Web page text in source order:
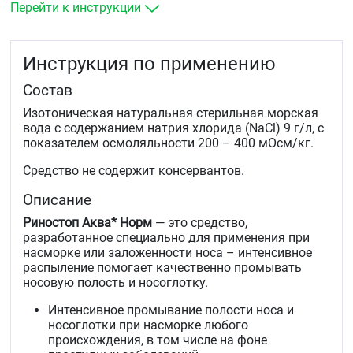
для ежедневного использования в качестве
острые и хронические риниты
острые и хронические синуситы
острые и хронические аденоидиты
аллергические и атрофические риниты
для подготовки слизистой носа к применению
лекарственных средств
для дооперационного очищения.
Перейти к инструкции
Инструкция по применению
Состав
Изотоническая натуральная стерильная морская
вода с содержанием натрия хлорида (NaCl) 9 г/л, с
показателем осмоляльности 200 – 400 мОсм/кг.
Средство не содержит консервантов.
Описание
Риностоп Аква* Норм — это средство,
разработанное специально для применения при
насморке или заложенности носа – интенсивное
распыление помогает качественно промывать
носовую полость и носоглотку.
Интенсивное промывание полости носа и
носоглотки при насморке любого
происхождения, в том числе на фоне